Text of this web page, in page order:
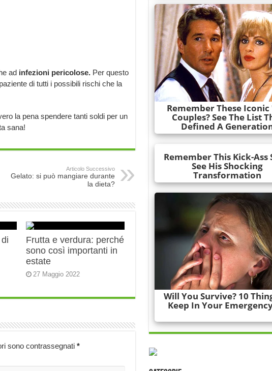
ad infezioni pericolose.Per questo
di tutti i possibili rischi che la
la pena spendere tanti soldi per un
sana!
Articolo Successivo
Gelato: si può mangiare durante
la dieta?
Frutta e verdura: perché
sono così importanti in
estate
27 Maggio 2022
sono contrassegnati *